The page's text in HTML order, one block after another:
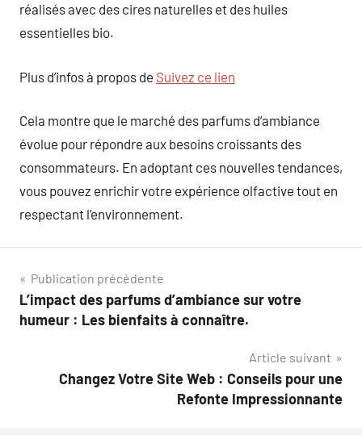
réalisés avec des cires naturelles et des huiles
essentielles bio.
Plus d’infos à propos de Suivez ce lien
Cela montre que le marché des parfums d’ambiance
évolue pour répondre aux besoins croissants des
consommateurs. En adoptant ces nouvelles tendances,
vous pouvez enrichir votre expérience olfactive tout en
respectant l’environnement.
Navigation
de
Publication précédente
L’impact des parfums d’ambiance sur votre
humeur : Les bienfaits à connaître.
Article suivant
Changez Votre Site Web : Conseils pour une
Refonte Impressionnante